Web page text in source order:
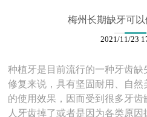
梅州长期缺牙可以
2021/11/23
种植牙是目前流行的一种牙齿
修复来说，具有坚固耐用、自
的使用效果，因而受到很多牙
人牙齿掉了或者是因为各类原